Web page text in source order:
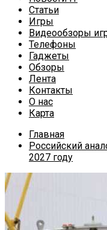
Статьи
Игры
Видеообзоры
Телефоны
Гаджеты
Обзоры
Лента
Контакты
О нас
Карта
Главная
Российский
2027 году